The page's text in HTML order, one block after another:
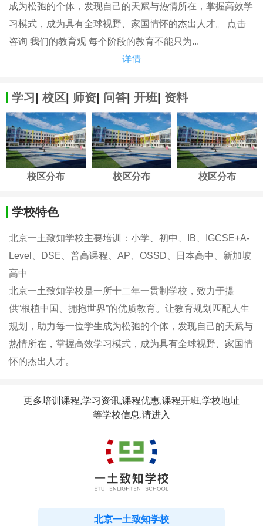
成为松弛的个体，发现自己的天赋与热情所在，掌握高效学
习模式，成为具有全球视野、家国情怀的杰出人才。 点击
咨询 我们的教育观 每个阶段的教育不能只为...
详情
学习 校区 师资 问答 开班 资料
校区分布 校区分布 校区分布
学校特色
北京一土致知学校主要培训：小学、初中、IB、IGCSE+A-
Level、DSE、普高课程、AP、OSSD、日本高中、新加坡
高中
北京一土致知学校是一所十二年一贯制学校，致力于提
供“根植中国、拥抱世界”的优质教育。让教育规划匹配人生
规划，助力每一位学生成为松弛的个体，发现自己的天赋与
热情所在，掌握高效学习模式，成为具有全球视野、家国情
怀的杰出人才。
更多培训课程,学习资讯,课程优惠,课程开班,学校地址
等学校信息,请进入
北京一土致知学校